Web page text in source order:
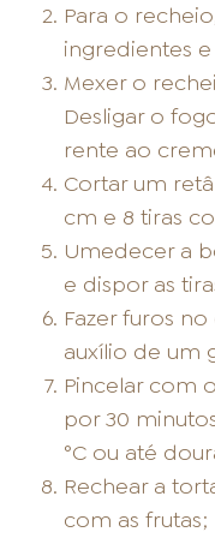
Para o
ingredientes
Mexer o
Desligar o
rente ao
Cortar um
cm e 8 tiras
Umedecer a
e dispor as
Fazer furos
auxílio de um
Pincelar com
por 30
°C ou até
Rechear a
com as frutas;